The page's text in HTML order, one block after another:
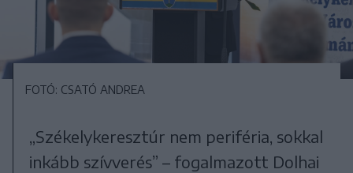
FOTÓ: CSATÓ ANDREA
„Székelykeresztúr nem periféria, sokkal
inkább szívverés” – fogalmazott Dolhai